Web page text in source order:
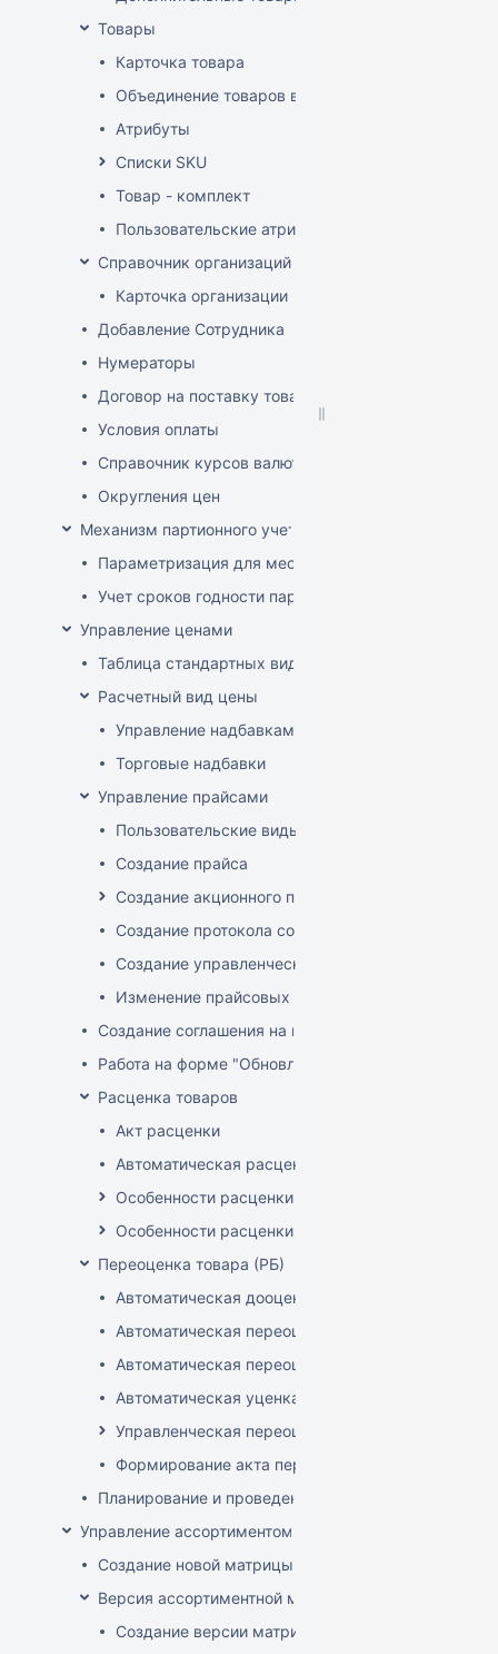
Товары
Карточка товара
Объединение товаров в один (Слияние товаров)
Атрибуты
Списки SKU
Товар - комплект
Пользовательские атрибуты
Справочник организаций
Карточка организации
Добавление Сотрудника
Нумераторы
Договор на поставку товаров (форма)
Условия оплаты
Справочник курсов валют
Округления цен
Механизм партионного учета
Параметризация для места хранения механизма
Учет сроков годности партий
Управление ценами
Таблица стандартных видов цен
Расчетный вид цены
Управление надбавками
Торговые надбавки
Управление прайсами
Пользовательские виды цен
Создание прайса
Создание акционного прайса
Создание протокола согласования цен
Создание управленческого прайса
Изменение прайсовых цен
Создание соглашения на поставку
Работа на форме "Обновление розничных цен"
Расценка товаров
Акт расценки
Автоматическая расценка при проведении
Особенности расценки в РБ
Особенности расценки РФ
Переоценка товара (РБ)
Автоматическая дооценка товаров
Автоматическая переоценка акционного товара
Автоматическая переоценка по прайсам и
Автоматическая уценка товаров
Управленческая переоценка
Формирование акта переоценки
Планирование и проведение акций
Управление ассортиментом магазинов
Создание новой матрицы
Версия ассортиментной матрицы
Создание версии матрицы